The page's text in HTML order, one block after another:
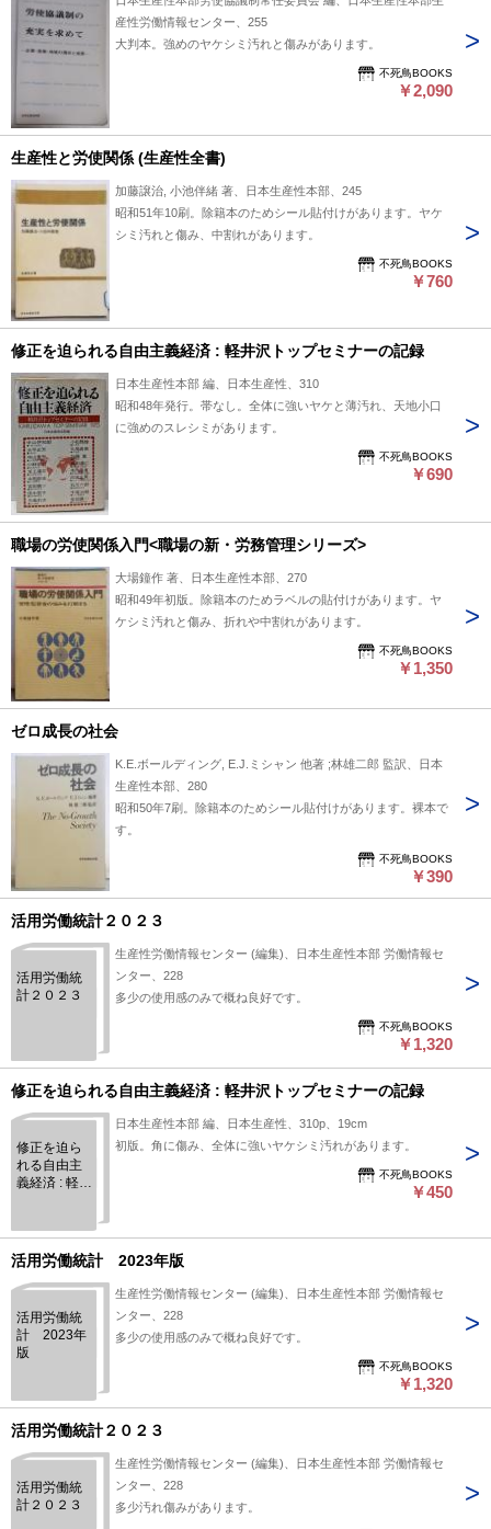
産性労働情報センター、255
大判本。強めのヤケシミ汚れと傷みがあります。
不死鳥BOOKS
￥2,090
生産性と労使関係 (生産性全書)
加藤譲治, 小池伴緒 著、日本生産性本部、245
昭和51年10刷。除籍本のためシール貼付けがあります。ヤケ
シミ汚れと傷み、中割れがあります。
不死鳥BOOKS
￥760
修正を迫られる自由主義経済 : 軽井沢トップセミナーの記録
日本生産性本部 編、日本生産性、310
昭和48年発行。帯なし。全体に強いヤケと薄汚れ、天地小口
に強めのスレシミがあります。
不死鳥BOOKS
￥690
職場の労使関係入門<職場の新・労務管理シリーズ>
大場鐘作 著、日本生産性本部、270
昭和49年初版。除籍本のためラベルの貼付けがあります。ヤ
ケシミ汚れと傷み、折れや中割れがあります。
不死鳥BOOKS
￥1,350
ゼロ成長の社会
K.E.ボールディング, E.J.ミシャン 他著 ;林雄二郎 監訳、日本
生産性本部、280
昭和50年7刷。除籍本のためシール貼付けがあります。裸本で
す。
不死鳥BOOKS
￥390
活用労働統計２０２３
活用労働統
計２０２３
生産性労働情報センター (編集)、日本生産性本部 労働情報セ
ンター、228
多少の使用感のみで概ね良好です。
不死鳥BOOKS
￥1,320
修正を迫られる自由主義経済 : 軽井沢トップセミナーの記録
修正を迫ら
れる自由主
義経済 : 軽井
録
日本生産性本部 編、日本生産性、310p、19cm
初版。角に傷み、全体に強いヤケシミ汚れがあります。
不死鳥BOOKS
￥450
活用労働統計 2023年版
活用労働統
計 2023年
版
生産性労働情報センター (編集)、日本生産性本部 労働情報セ
ンター、228
多少の使用感のみで概ね良好です。
不死鳥BOOKS
￥1,320
活用労働統計２０２３
活用労働統
計２０２３
生産性労働情報センター (編集)、日本生産性本部 労働情報セ
ンター、228
多少汚れ傷みがあります。